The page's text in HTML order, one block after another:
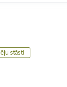
stāsti